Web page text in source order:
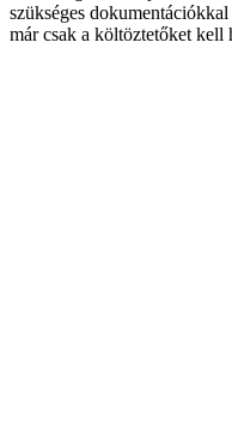
szükséges
már csak a költöztetőket kell